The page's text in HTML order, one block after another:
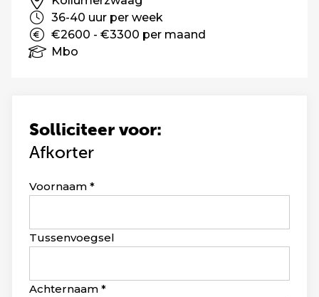
Solliciteer voor:
Afkorter
Leave
blank
Voornaam
Tussenvoegsel
Achternaam
36-40 uur per week
€2600 - €3300 per maand
Mbo